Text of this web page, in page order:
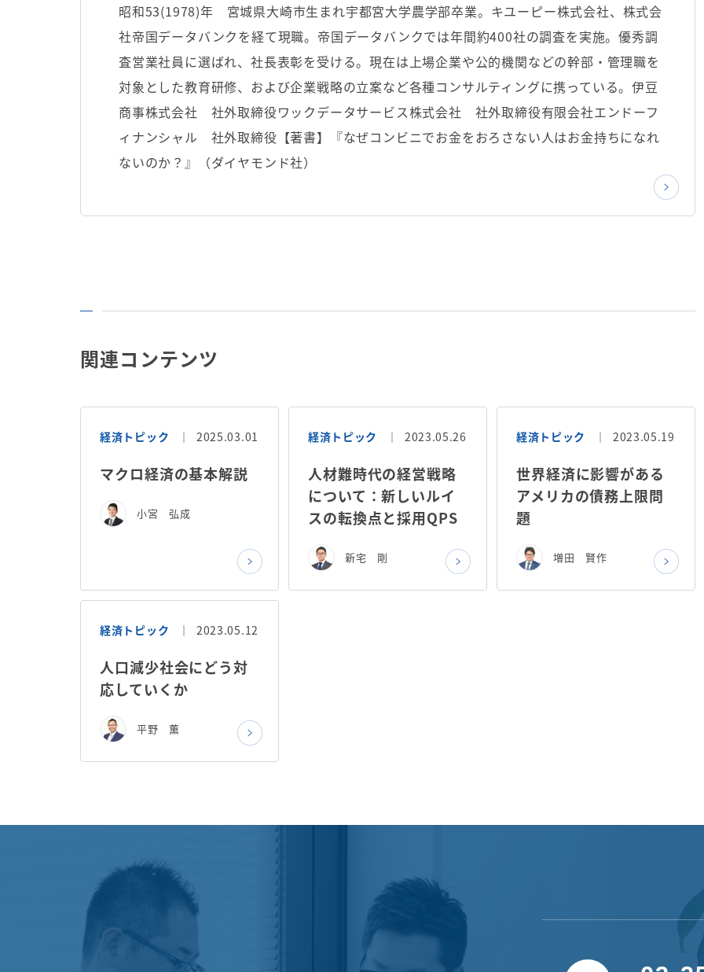
昭和53(1978)年 宮城県大崎市生まれ宇都宮大学農学部卒業。キユーピー株式会社、株式会
社帝国データバンクを経て現職。帝国データバンクでは年間約400社の調査を実施。優秀調
査営業社員に選ばれ、社長表彰を受ける。現在は上場企業や公的機関などの幹部・管理職を
対象とした教育研修、および企業戦略の立案など各種コンサルティングに携っている。伊豆
商事株式会社 社外取締役ワックデータサービス株式会社 社外取締役有限会社エンドーフ
ィナンシャル 社外取締役【著書】『なぜコンビニでお金をおろさない人はお金持ちになれ
ないのか？』（ダイヤモンド社）
関連コンテンツ
経済トピック 2025.03.01
マクロ経済の基本解説
小宮 弘成
経済トピック 2023.05.26
人材難時代の経営戦略
について：新しいルイ
スの転換点と採用QPS
新宅 剛
経済トピック 2023.05.19
世界経済に影響がある
アメリカの債務上限問
題
増田 賢作
経済トピック 2023.05.12
人口減少社会にどう対
応していくか
平野 薫